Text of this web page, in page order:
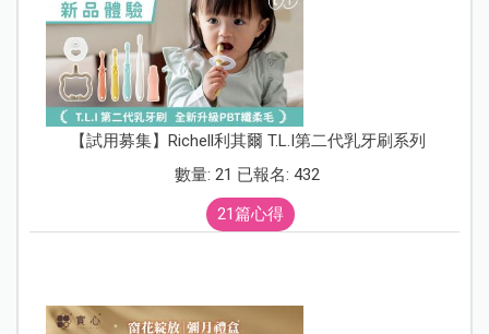
【試用募集】Richell利其爾 T.L.I第二代乳牙刷系列
數量: 21 已報名: 432
21篇心得